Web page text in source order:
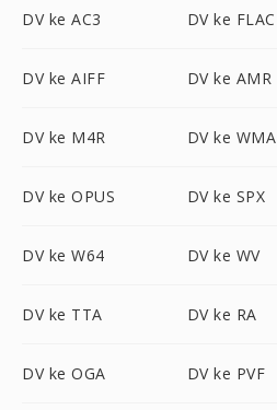
DV ke AC3 DV ke FLAC
DV ke AIFF DV ke AMR
DV ke M4R DV ke WMA
DV ke OPUS DV ke SPX
DV ke W64 DV ke WV
DV ke TTA DV ke RA
DV ke OGA DV ke PVF